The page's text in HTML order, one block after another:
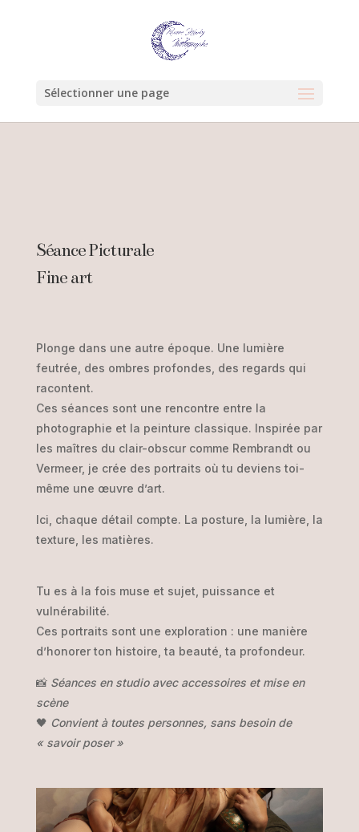
Sélectionner une page
Séance Picturale
Fine art
Plonge dans une autre époque. Une lumière
feutrée, des ombres profondes, des regards qui
racontent.
Ces séances sont une rencontre entre la
photographie et la peinture classique. Inspirée par
les maîtres du clair-obscur comme Rembrandt ou
Vermeer, je crée des portraits où tu deviens toi-
même une œuvre d’art.
Ici, chaque détail compte. La posture, la lumière, la
texture, les matières.
Tu es à la fois muse et sujet, puissance et
vulnérabilité.
Ces portraits sont une exploration : une manière
d’honorer ton histoire, ta beauté, ta profondeur.
📸 Séances en studio avec accessoires et mise en
scène
🖤 Convient à toutes personnes, sans besoin de
« savoir poser »